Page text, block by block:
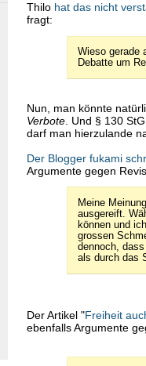
Thilo hat das nicht
fragt:
Wieso gerade
Debatte um
Nun, man könnte
Verbote . Und § 130
darf man hierzulande
Der Blogger fukami
Argumente gegen
Meine
ausgereift.
können und
grossen
dennoch,
als durch das
Der Artikel "Freiheit
ebenfalls Argumente